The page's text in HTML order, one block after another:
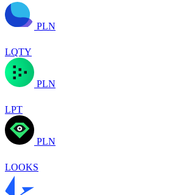
PLN
LQTY
PLN
LPT
PLN
LOOKS